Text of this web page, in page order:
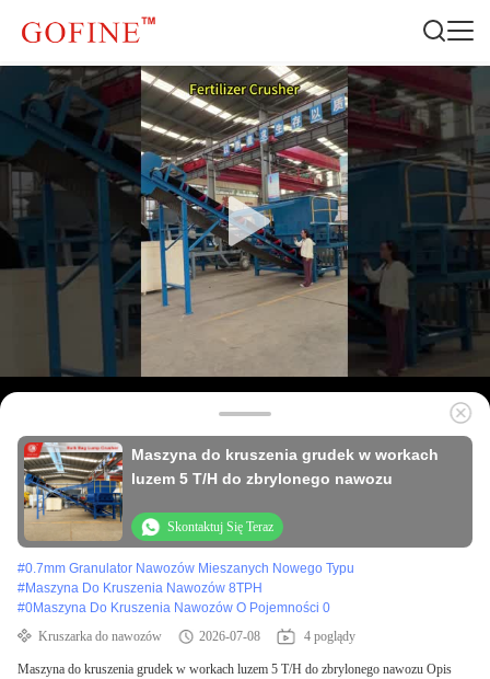
Maszyna do kruszenia grudek w workach
luzem 5 T/H do zbrylonego nawozu
Skontaktuj Się Teraz
#0.7mm Granulator Nawozów Mieszanych Nowego Typu
#Maszyna Do Kruszenia Nawozów 8TPH
#0Maszyna Do Kruszenia Nawozów O Pojemności 0
Kruszarka do nawozów
2026-07-08 4 poglądy
Maszyna do kruszenia grudek w workach luzem 5 T/H do zbrylonego nawozu Opis